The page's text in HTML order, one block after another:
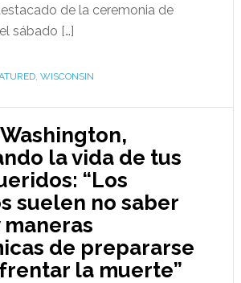
de la ceremonia de
sábado […]
, WISCONSIN
la vida de tus
“Los
suelen no saber
maneras
de prepararse
la muerte”